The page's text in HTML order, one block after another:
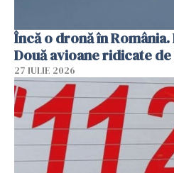
Încă o dronă în România.
Două avioane ridicate de
27 IULIE 2026